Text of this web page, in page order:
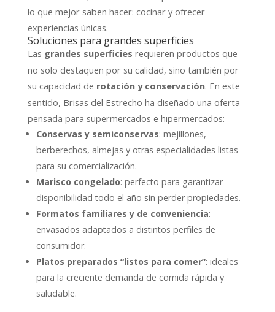
lo que mejor saben hacer: cocinar y ofrecer
experiencias únicas.
Soluciones para grandes superficies
Las grandes superficies requieren productos que
no solo destaquen por su calidad, sino también por
su capacidad de rotación y conservación. En este
sentido, Brisas del Estrecho ha diseñado una oferta
pensada para supermercados e hipermercados:
Conservas y semiconservas: mejillones,
berberechos, almejas y otras especialidades listas
para su comercialización.
Marisco congelado: perfecto para garantizar
disponibilidad todo el año sin perder propiedades.
Formatos familiares y de conveniencia:
envasados adaptados a distintos perfiles de
consumidor.
Platos preparados “listos para comer”: ideales
para la creciente demanda de comida rápida y
saludable.